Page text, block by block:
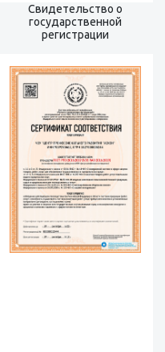
Свидетельство о
государственной
регистрации